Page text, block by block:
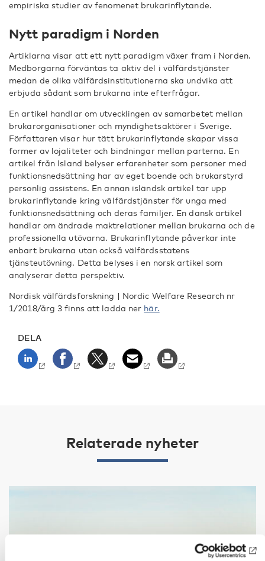
empiriska studier av fenomenet brukarinflytande.
Nytt paradigm i Norden
Artiklarna visar att ett nytt paradigm växer fram i Norden.
Medborgarna förväntas ta aktiv del i välfärdstjänster
medan de olika välfärdsinstitutionerna ska undvika att
erbjuda sådant som brukarna inte efterfrågar.
En artikel handlar om utvecklingen av samarbetet mellan
brukarorganisationer och myndighetsaktörer i Sverige.
Författaren visar hur tätt brukarinflytande skapar vissa
former av lojaliteter och bindningar mellan parterna. En
artikel från Island belyser erfarenheter som personer med
funktionsnedsättning har av eget boende och brukarstyrd
personlig assistens. En annan isländsk artikel tar upp
brukarinflytande kring välfärdstjänster för unga med
funktionsnedsättning och deras familjer. En dansk artikel
handlar om ändrade maktrelationer mellan brukarna och de
professionella utövarna. Brukarinflytande påverkar inte
enbart brukarna utan också välfärdsstatens
tjänsteutövning. Detta belyses i en norsk artikel som
analyserar detta perspektiv.
Nordisk välfärdsforskning | Nordic Welfare Research nr
1/2018/årg 3 finns att ladda ner här.
DELA
Relaterade nyheter